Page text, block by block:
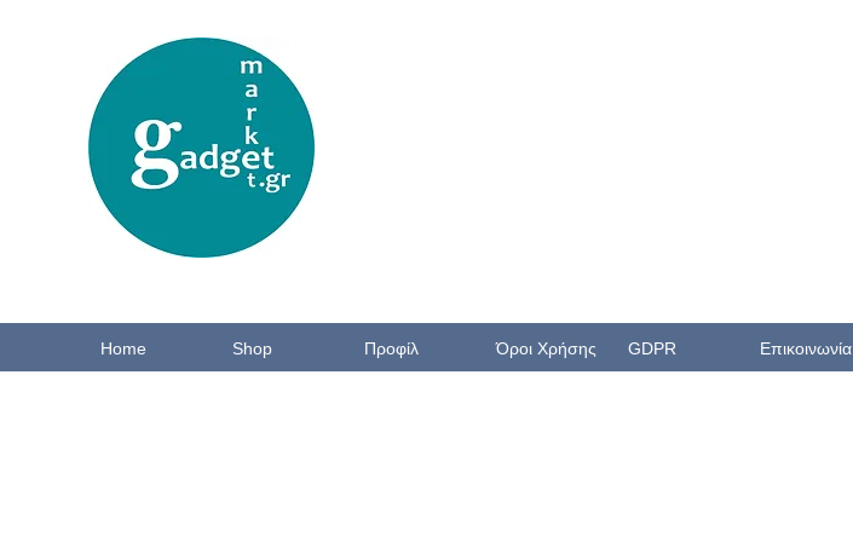
Home Shop Προφίλ Όροι Χρήσης GDPR Επικοινωνία